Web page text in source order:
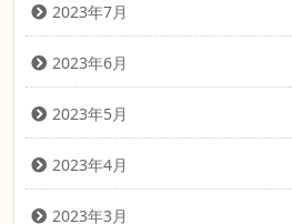
2023年7月
2023年6月
2023年5月
2023年4月
2023年3月